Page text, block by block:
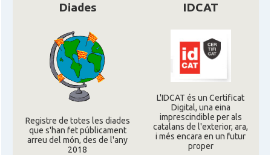
Ambaixada
* + ambaixades i consolats
Diades
Registre de totes les diades
que s'han fet públicament
arreu del món, des de l'any
2018
IDCAT
L'IDCAT és un Certificat
Digital, una eina
imprescindible per als
catalans de l'exterior, ara,
i més encara en un futur
proper